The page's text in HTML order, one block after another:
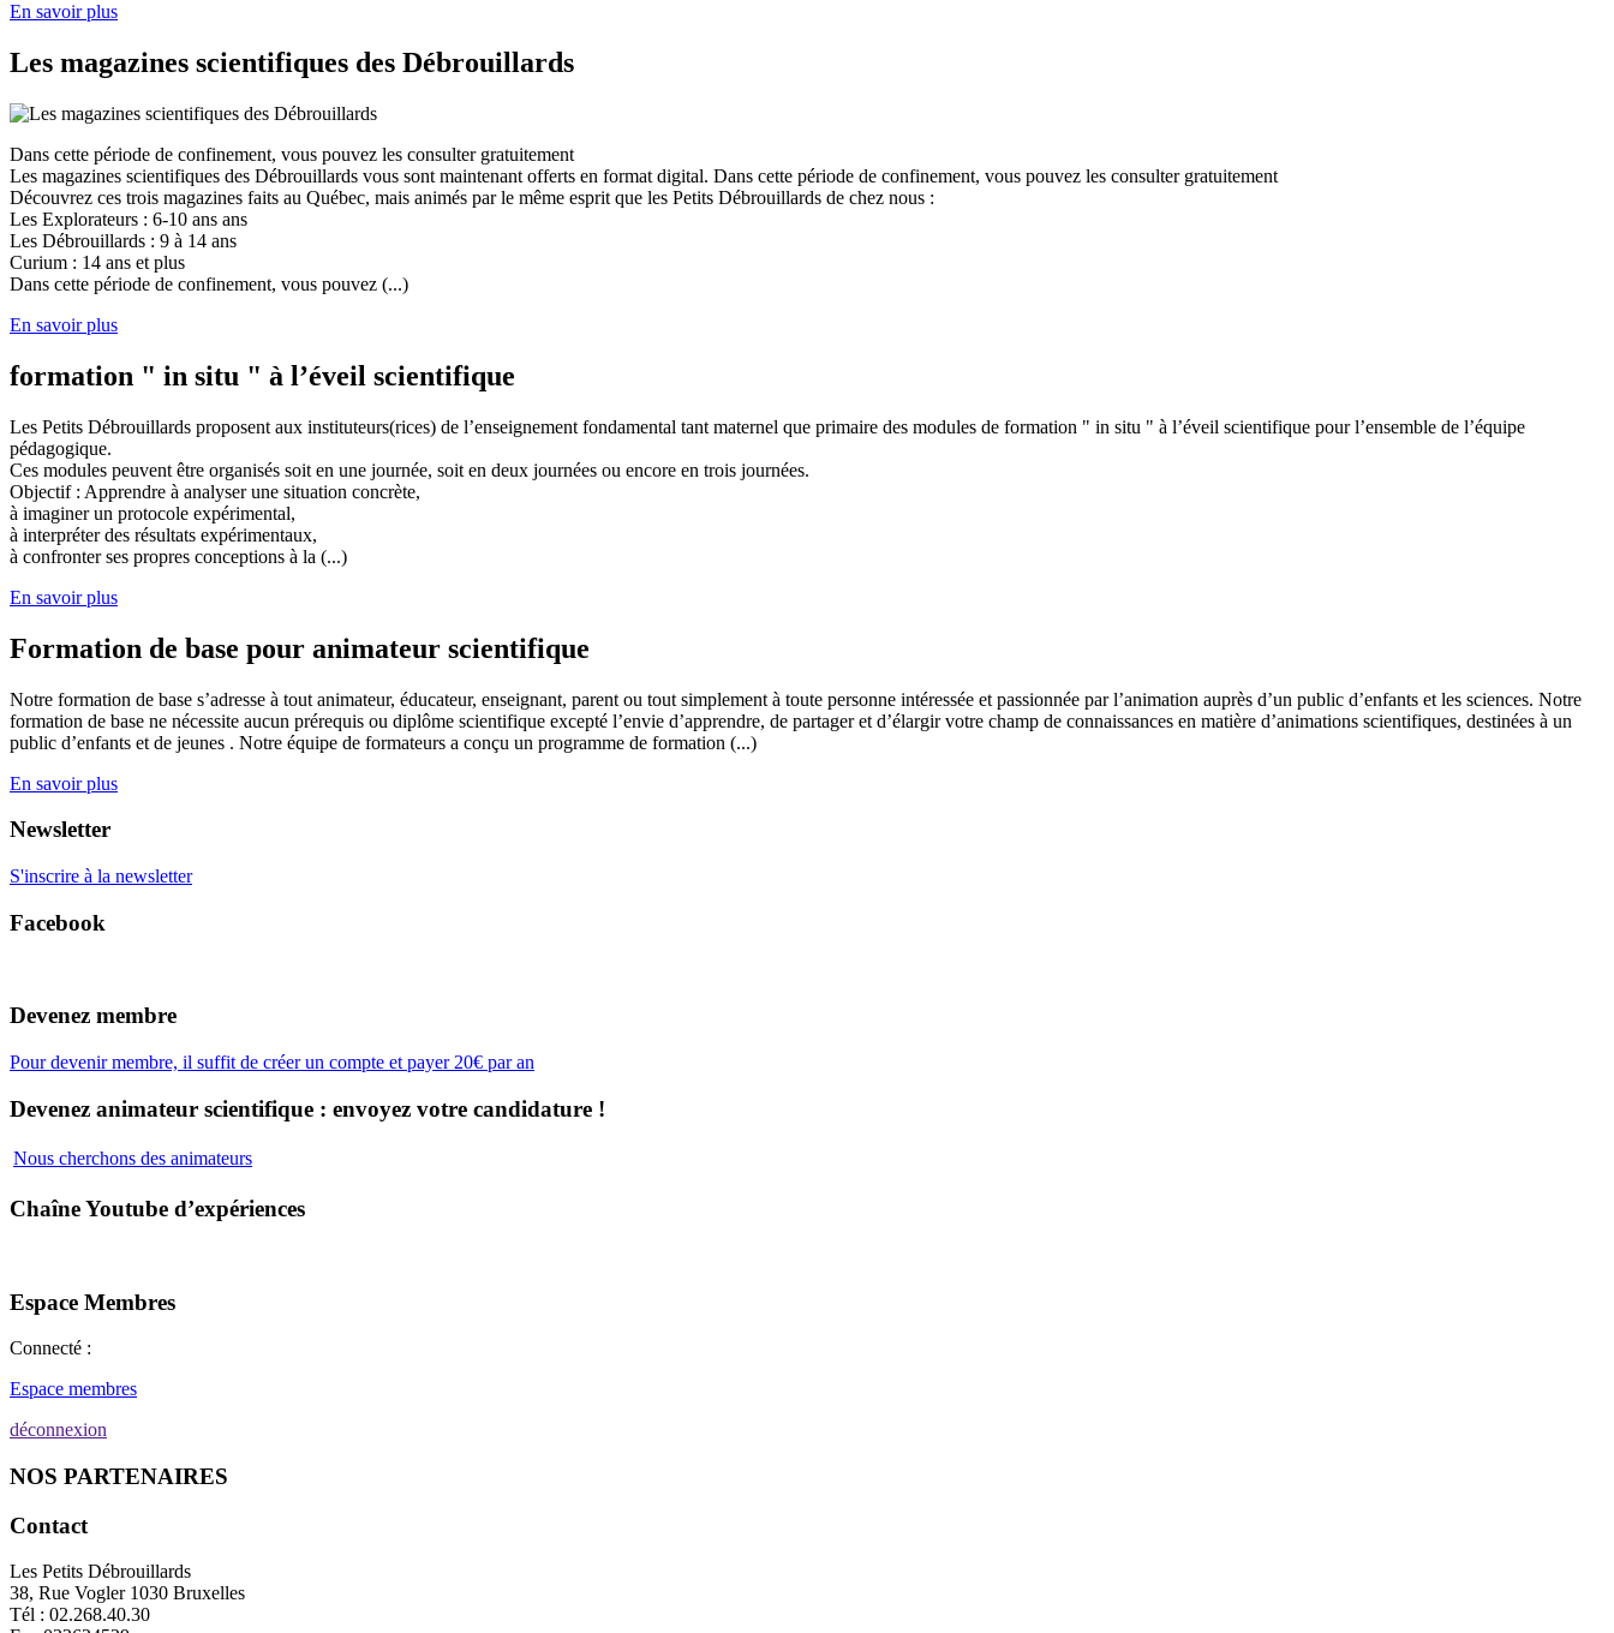
En savoir plus
Les magazines scientifiques des Débrouillards
Dans cette période de confinement, vous pouvez les consulter gratuitement
Les magazines scientifiques des Débrouillards vous sont maintenant offerts en format digital. Dans cette période de confinement, vous pouvez les consulter gratuitement
Découvrez ces trois magazines faits au Québec, mais animés par le même esprit que les Petits Débrouillards de chez nous :
Les Explorateurs : 6-10 ans ans
Les Débrouillards : 9 à 14 ans
Curium : 14 ans et plus
Dans cette période de confinement, vous pouvez (...)
En savoir plus
formation " in situ " à l’éveil scientifique
Les Petits Débrouillards proposent aux instituteurs(rices) de l’enseignement fondamental tant maternel que primaire des modules de formation " in situ " à l’éveil scientifique pour l’ensemble de l’équipe
pédagogique.
Ces modules peuvent être organisés soit en une journée, soit en deux journées ou encore en trois journées.
Objectif : Apprendre à analyser une situation concrète,
à imaginer un protocole expérimental,
à interpréter des résultats expérimentaux,
à confronter ses propres conceptions à la (...)
En savoir plus
Formation de base pour animateur scientifique
Notre formation de base s’adresse à tout animateur, éducateur, enseignant, parent ou tout simplement à toute personne intéressée et passionnée par l’animation auprès d’un public d’enfants et les sciences. Notre
formation de base ne nécessite aucun prérequis ou diplôme scientifique excepté l’envie d’apprendre, de partager et d’élargir votre champ de connaissances en matière d’animations scientifiques, destinées à un
public d’enfants et de jeunes . Notre équipe de formateurs a conçu un programme de formation (...)
En savoir plus
Newsletter
S'inscrire à la newsletter
Facebook
Devenez membre
Pour devenir membre, il suffit de créer un compte et payer 20€ par an
Devenez animateur scientifique : envoyez votre candidature !
Nous cherchons des animateurs
Chaîne Youtube d’expériences
Espace Membres
Connecté :
Espace membres
déconnexion
NOS PARTENAIRES
Contact
Les Petits Débrouillards
38, Rue Vogler 1030 Bruxelles
Tél : 02.268.40.30